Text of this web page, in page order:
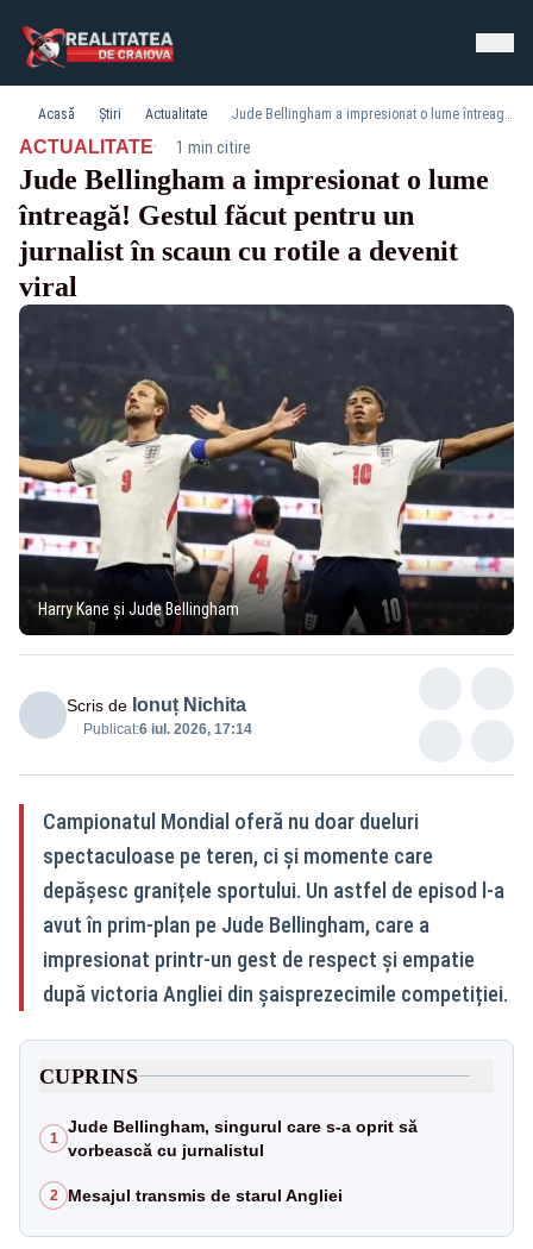
Acasă Știri Actualitate Jude Bellingham a impresionat o lume întreagă! Gestul făcut pentru un jurnalist în scaun cu rotile a devenit viral
ACTUALITATE· 1 min citire
Jude Bellingham a impresionat o lume
întreagă! Gestul făcut pentru un
jurnalist în scaun cu rotile a devenit
viral
Harry Kane și Jude Bellingham
Scris de Ionuț Nichita
Publicat:6 iul. 2026, 17:14
Campionatul Mondial oferă nu doar dueluri
spectaculoase pe teren, ci și momente care
depășesc granițele sportului. Un astfel de episod l-a
avut în prim-plan pe Jude Bellingham, care a
impresionat printr-un gest de respect și empatie
după victoria Angliei din șaisprezecimile competiției.
CUPRINS
1
Jude Bellingham, singurul care s-a oprit să
vorbească cu jurnalistul
2 Mesajul transmis de starul Angliei